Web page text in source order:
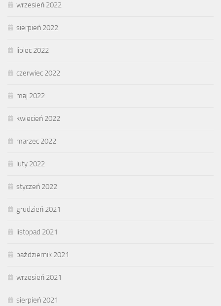
wrzesień 2022
sierpień 2022
lipiec 2022
czerwiec 2022
maj 2022
kwiecień 2022
marzec 2022
luty 2022
styczeń 2022
grudzień 2021
listopad 2021
październik 2021
wrzesień 2021
sierpień 2021